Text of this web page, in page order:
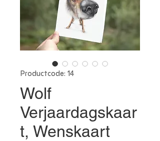
Productcode: 14
Wolf
Verjaardagskaar
t, Wenskaart